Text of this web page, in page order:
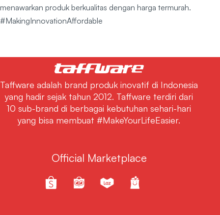
menawarkan produk berkualitas dengan harga termurah.
#MakingInnovationAffordable
Taffware adalah brand produk inovatif di Indonesia
yang hadir sejak tahun 2012. Taffware terdiri dari
10 sub-brand di berbagai kebutuhan sehari-hari
yang bisa membuat #MakeYourLifeEasier.
Official Marketplace